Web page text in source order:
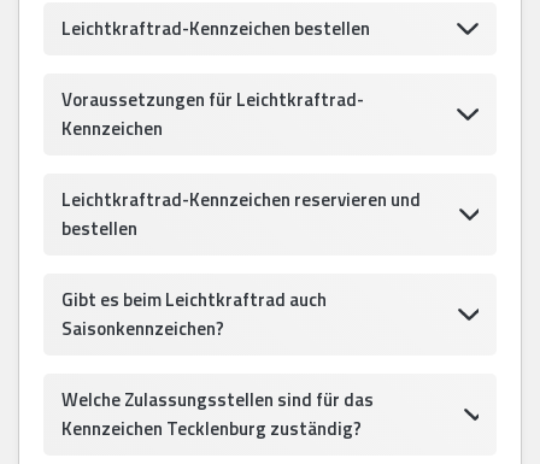
Leichtkraftrad-Kennzeichen bestellen
Voraussetzungen für Leichtkraftrad-
Kennzeichen
Leichtkraftrad-Kennzeichen reservieren und
bestellen
Gibt es beim Leichtkraftrad auch
Saisonkennzeichen?
Welche Zulassungsstellen sind für das
Kennzeichen Tecklenburg zuständig?